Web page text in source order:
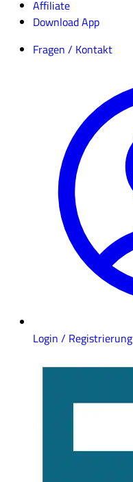
Affiliate
Download App
Fragen / Kontakt
Login / Registrierung